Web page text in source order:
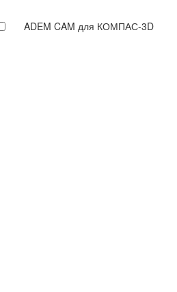
ADEM CAM для КОМПАС-3D